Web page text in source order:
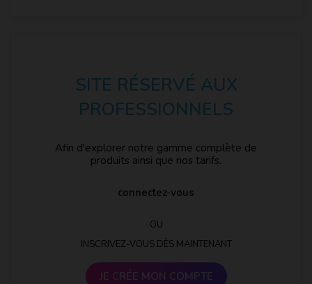
SITE RÉSERVÉ AUX
PROFESSIONNELS
Afin d'explorer notre gamme complète de
produits ainsi que nos tarifs.
connectez-vous
OU
INSCRIVEZ-VOUS DÈS MAINTENANT
JE CRÉE MON COMPTE